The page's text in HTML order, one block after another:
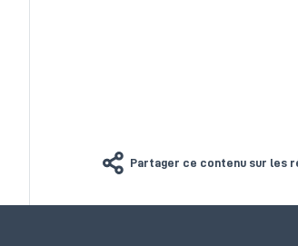
Partager ce contenu sur les